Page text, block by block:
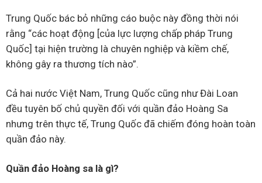
Trung Quốc bác bỏ những cáo buộc này đồng thời nói
rằng “các hoạt động [của lực lượng chấp pháp Trung
Quốc] tại hiện trường là chuyên nghiệp và kiềm chế,
không gây ra thương tích nào”.
Cả hai nước Việt Nam, Trung Quốc cũng như Đài Loan
đều tuyên bố chủ quyền đối với quần đảo Hoàng Sa
nhưng trên thực tế, Trung Quốc đã chiếm đóng hoàn toàn
quần đảo này.
Quần đảo Hoàng sa là gì?